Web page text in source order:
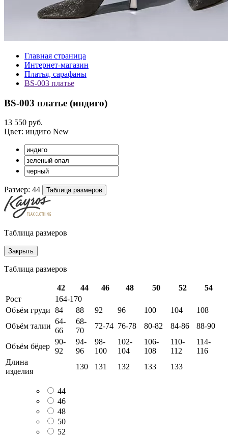
Главная страница
Интернет-магазин
Платья, сарафаны
BS-003 платье
BS-003 платье (индиго)
13 550 руб.
Цвет: индиго New
Размер: 44 Таблица размеров
Таблица размеров
Закрыть
Таблица размеров
42 44 46 48 50 52
54
Рост
164-170
Объём груди 84 88 92 96 100 104
108
Объём талии
64-
66
68-
70
72-74 76-78 80-82 84-86 88-90
Объём бёдер
90-
92
94-
96
98-
100
102-
104
106-
108
110-
112
114-
116
Длина
изделия
130 131 132 133 133
44
46
48
50
52